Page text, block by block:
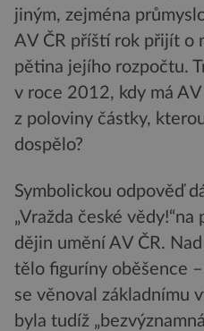
jiným, zejména
AV ČR příští rok přijít o
pětina jejího rozpočtu.
v roce 2012, kdy má
z poloviny částky,
dospělo?
Symbolickou odpověď
„Vražda české
dějin umění AV ČR.
tělo figuríny oběšence
se věnoval základnímu
byla tudíž